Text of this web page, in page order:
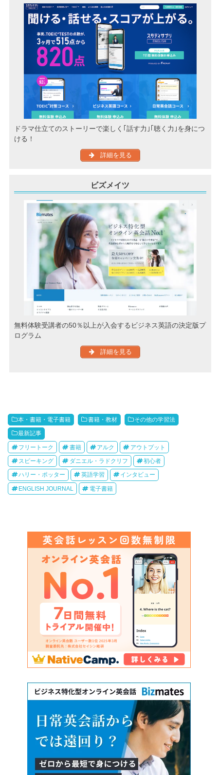
ドラマ仕立てのストーリーで楽しく｢話す力｣｢聴く力｣を身につ
ける！
詳細を見る
ビズメイツ
無料体験受講者の50％以上が入会するビジネス英語の決定版プ
ログラム
詳細を見る
本・書籍・電子書籍 書籍・教材 その他の学習法
最新記事
フリートーク 書籍 アルク アウトプット
スピーキング ダニエル・ラドクリフ 初心者
ハリー・ポッター 英語学習 インタビュー
ENGLISH JOURNAL 電子書籍